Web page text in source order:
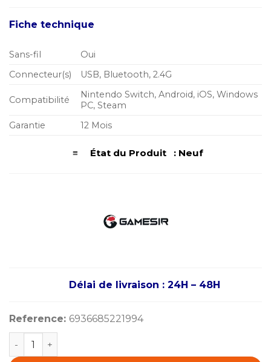
Fiche technique
Sans-fil
Oui
Connecteur(s)
USB, Bluetooth, 2.4G
Compatibilité
Nintendo Switch, Android, iOS, Windows
PC, Steam
Garantie
12 Mois
≡ État du Produit : Neuf
Délai de livraison : 24H – 48H
Reference: 6936685221994
quantité de GameSir Super Nova Wireless Controller